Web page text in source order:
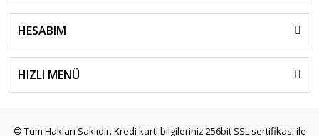
HESABIM
HIZLI MENÜ
© Tüm Hakları Saklıdır. Kredi kartı bilgileriniz 256bit SSL sertifikası ile